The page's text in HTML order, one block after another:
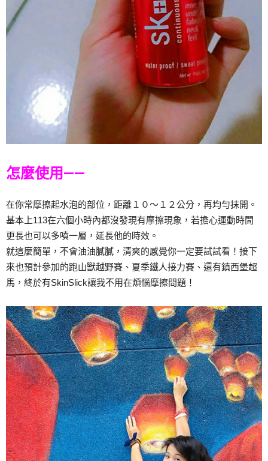
怎麼使用——
在你常摩擦起水泡的部位，距離１０～１２公分，再均勻抹開。
基本上113在六個小時內都沒發現有摩擦現象，若擔心運動時間
更長也可以多噴一層，延長他的時效。
就這麼簡單，不會油油膩膩，清爽的感覺你一定要試試看！接下
來也預計參加的跑山獸越野賽、夏季鐵人接力賽、還有鎮西堡超
馬，終於有SkinSlick讓我不用在煩惱摩擦問題！